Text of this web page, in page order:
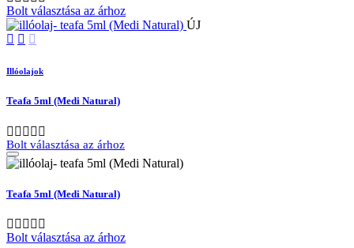
Bolt választása az árhoz
ÚJ
Illóolajok
Teafa 5ml (Medi Natural)
Bolt választása az árhoz
Teafa 5ml (Medi Natural)
Bolt választása az árhoz